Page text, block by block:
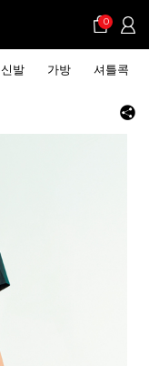
0
신발 가방 셔틀콕